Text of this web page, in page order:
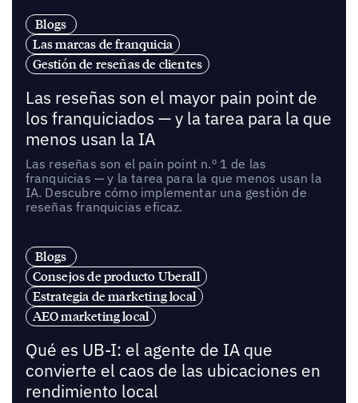
Blogs
Las marcas de franquicia
Gestión de reseñas de clientes
Las reseñas son el mayor pain point de
los franquiciados — y la tarea para la que
menos usan la IA
Las reseñas son el pain point n.º 1 de las
franquicias — y la tarea para la que menos usan la
IA. Descubre cómo implementar una gestión de
reseñas franquicias eficaz.
Blogs
Consejos de producto Uberall
Estrategia de marketing local
AEO marketing local
Qué es UB-I: el agente de IA que
convierte el caos de las ubicaciones en
rendimiento local